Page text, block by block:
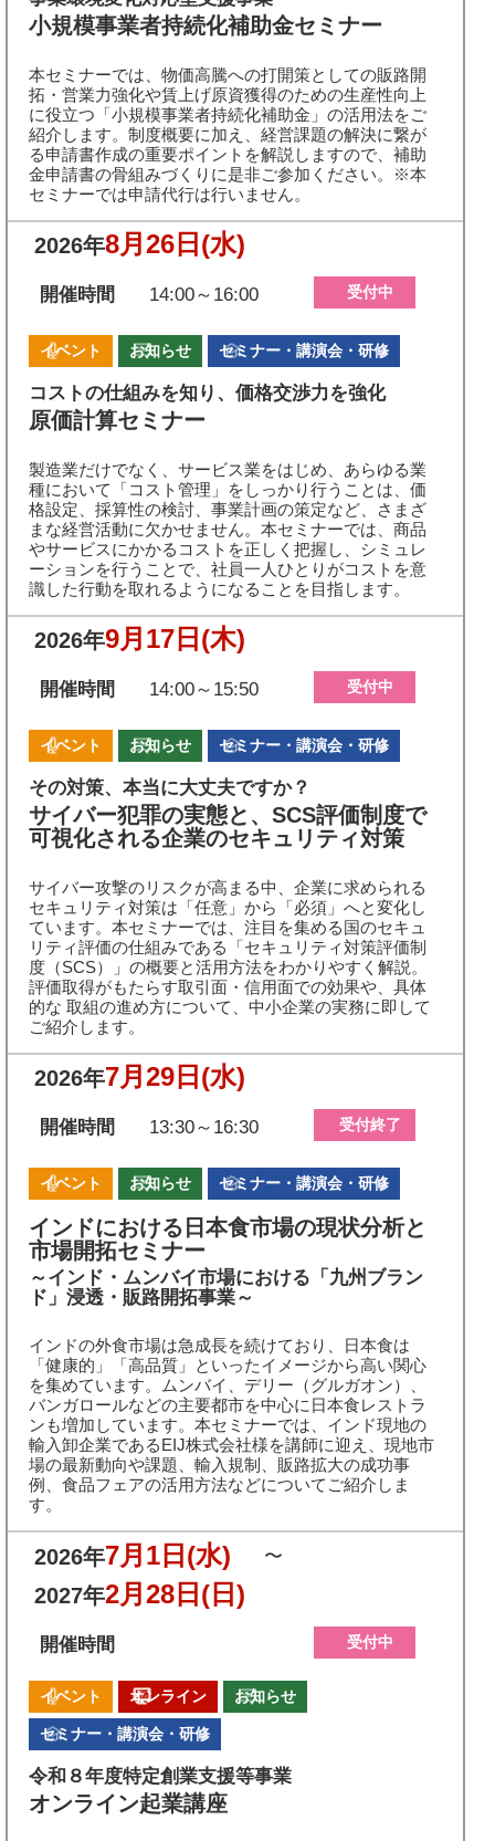
小規模事業者持続化補助金セミナー
本セミナーでは、物価高騰への打開策としての販路開
拓・営業力強化や賃上げ原資獲得のための生産性向上
に役立つ「小規模事業者持続化補助金」の活用法をご
紹介します。制度概要に加え、経営課題の解決に繋が
る申請書作成の重要ポイントを解説しますので、補助
金申請書の骨組みづくりに是非ご参加ください。※本
セミナーでは申請代行は行いません。
2026年8月26日 (水)
開催時間 14:00～16:00 受付中
イベント お知らせ セミナー・講演会・研修
コストの仕組みを知り、価格交渉力を強化
原価計算セミナー
製造業だけでなく、サービス業をはじめ、あらゆる業
種において「コスト管理」をしっかり行うことは、価
格設定、採算性の検討、事業計画の策定など、さまざ
まな経営活動に欠かせません。本セミナーでは、商品
やサービスにかかるコストを正しく把握し、シミュレ
ーションを行うことで、社員一人ひとりがコストを意
識した行動を取れるようになることを目指します。
2026年9月17日 (木)
開催時間 14:00～15:50 受付中
イベント お知らせ セミナー・講演会・研修
その対策、本当に大丈夫ですか？
サイバー犯罪の実態と、SCS評価制度で
可視化される企業のセキュリティ対策
サイバー攻撃のリスクが高まる中、企業に求められる
セキュリティ対策は「任意」から「必須」へと変化し
ています。本セミナーでは、注目を集める国のセキュ
リティ評価の仕組みである「セキュリティ対策評価制
度（SCS）」の概要と活用方法をわかりやすく解説。
評価取得がもたらす取引面・信用面での効果や、具体
的な 取組の進め方について、中小企業の実務に即して
ご紹介します。
2026年7月29日 (水)
開催時間 13:30～16:30 受付終了
イベント お知らせ セミナー・講演会・研修
インドにおける日本食市場の現状分析と
市場開拓セミナー
～インド・ムンバイ市場における「九州ブラン
ド」浸透・販路開拓事業～
インドの外食市場は急成長を続けており、日本食は
「健康的」「高品質」といったイメージから高い関心
を集めています。ムンバイ、デリー（グルガオン）、
バンガロールなどの主要都市を中心に日本食レストラ
ンも増加しています。本セミナーでは、インド現地の
輸入卸企業であるEIJ株式会社様を講師に迎え、現地市
場の最新動向や課題、輸入規制、販路拡大の成功事
例、食品フェアの活用方法などについてご紹介しま
す。
2026年7月1日 (水) 〜
2027年2月28日 (日)
開催時間 受付中
イベント オンライン お知らせ
セミナー・講演会・研修
令和８年度特定創業支援等事業
オンライン起業講座